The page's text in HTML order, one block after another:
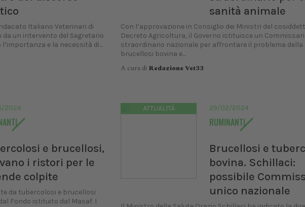
Italiano Veterinari di
un intervento del Segretario
e la necessità di...
sanità animale
Con l’approvazione in Consiglio dei Ministri del
Decreto Agricoltura, il Governo istituisce un
straordinario nazionale per affrontare il problema della
brucellosi bovina e...
A cura di Redazione Vet33
2024
e brucellosi,
i ristori per le
colpite
da tubercolosi e brucellosi
Fondo istituito dal Masaf. I
ATTUALITÀ 29/02/2024
RUMINANTI
Brucellosi e
bovina. Schillaci:
possibile
unico nazionale